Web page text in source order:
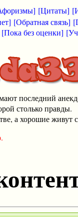
[Цитаты]
[Обратная связь]
[Пока без оценки]
последний
столько правды.
а хорошие живут